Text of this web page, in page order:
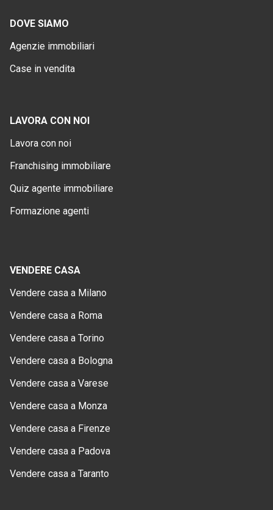
DOVE SIAMO
Agenzie immobiliari
Case in vendita
LAVORA CON NOI
Lavora con noi
Franchising immobiliare
Quiz agente immobiliare
Formazione agenti
VENDERE CASA
Vendere casa a Milano
Vendere casa a Roma
Vendere casa a Torino
Vendere casa a Bologna
Vendere casa a Varese
Vendere casa a Monza
Vendere casa a Firenze
Vendere casa a Padova
Vendere casa a Taranto